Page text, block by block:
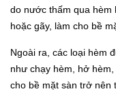
do nước thấm qua hèm
hoặc gãy, làm cho bề
Ngoài ra, các loại hèm
như chạy hèm, hở
cho bề mặt sàn trở nên